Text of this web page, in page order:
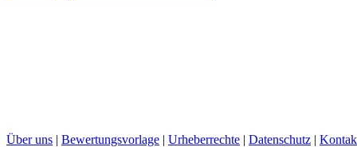
Über uns | Bewertungsvorlage | Urheberrechte | Datenschutz |